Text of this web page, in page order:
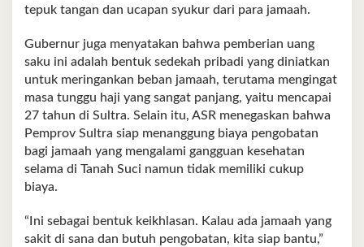
tepuk tangan dan ucapan syukur dari para jamaah.
Gubernur juga menyatakan bahwa pemberian uang
saku ini adalah bentuk sedekah pribadi yang diniatkan
untuk meringankan beban jamaah, terutama mengingat
masa tunggu haji yang sangat panjang, yaitu mencapai
27 tahun di Sultra. Selain itu, ASR menegaskan bahwa
Pemprov Sultra siap menanggung biaya pengobatan
bagi jamaah yang mengalami gangguan kesehatan
selama di Tanah Suci namun tidak memiliki cukup
biaya.
“Ini sebagai bentuk keikhlasan. Kalau ada jamaah yang
sakit di sana dan butuh pengobatan, kita siap bantu,”